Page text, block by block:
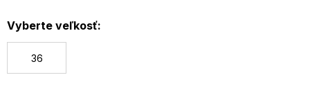
Vyberte veľkosť:
36